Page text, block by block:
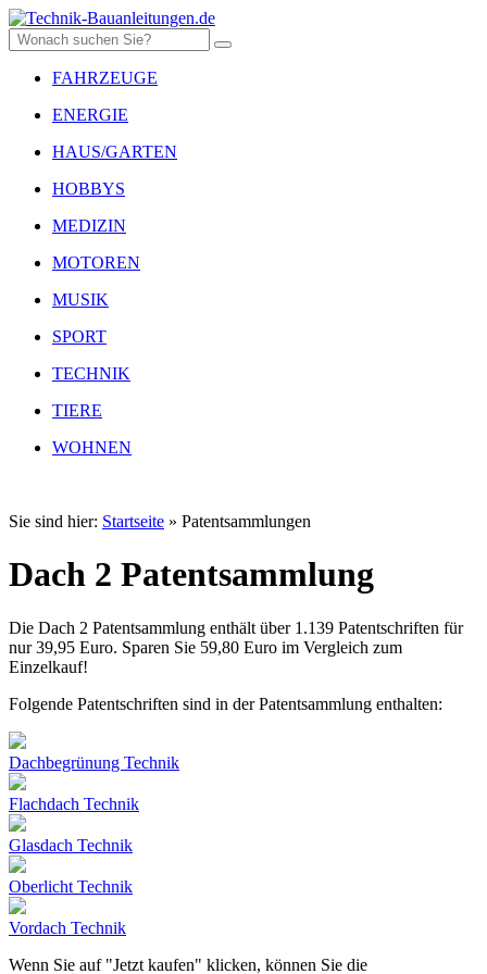
FAHRZEUGE
ENERGIE
HAUS/GARTEN
HOBBYS
MEDIZIN
MOTOREN
MUSIK
SPORT
TECHNIK
TIERE
WOHNEN
Sie sind hier: Startseite » Patentsammlungen
Dach 2 Patentsammlung
Die Dach 2 Patentsammlung enthält über 1.139 Patentschriften für
nur 39,95 Euro. Sparen Sie 59,80 Euro im Vergleich zum
Einzelkauf!
Folgende Patentschriften sind in der Patentsammlung enthalten:
Dachbegrünung Technik
Flachdach Technik
Glasdach Technik
Oberlicht Technik
Vordach Technik
Wenn Sie auf "Jetzt kaufen" klicken, können Sie die